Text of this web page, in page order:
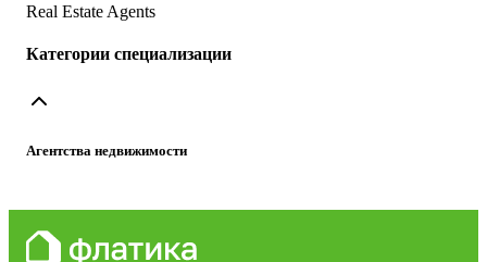
Real Estate Agents
Категории специализации
Агентства недвижимости